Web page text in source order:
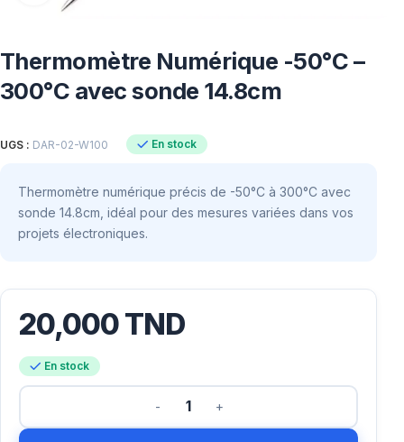
Thermomètre Numérique -50°C –
300°C avec sonde 14.8cm
UGS : DAR-02-W100 En stock
Thermomètre numérique précis de -50°C à 300°C avec
sonde 14.8cm, idéal pour des mesures variées dans vos
projets électroniques.
20,000TND
En stock